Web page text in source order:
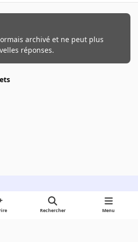
archivé et ne peut plus
réponses.
Rechercher Menu